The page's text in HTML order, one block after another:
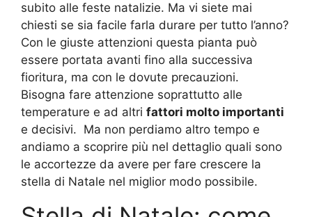
subito alle feste natalizie. Ma vi siete mai
chiesti se sia facile farla durare per tutto l’anno?
Con le giuste attenzioni questa pianta può
essere portata avanti fino alla successiva
fioritura, ma con le dovute precauzioni.
Bisogna fare attenzione soprattutto alle
temperature e ad altri fattori molto importanti
e decisivi. Ma non perdiamo altro tempo e
andiamo a scoprire più nel dettaglio quali sono
le accortezze da avere per fare crescere la
stella di Natale nel miglior modo possibile.